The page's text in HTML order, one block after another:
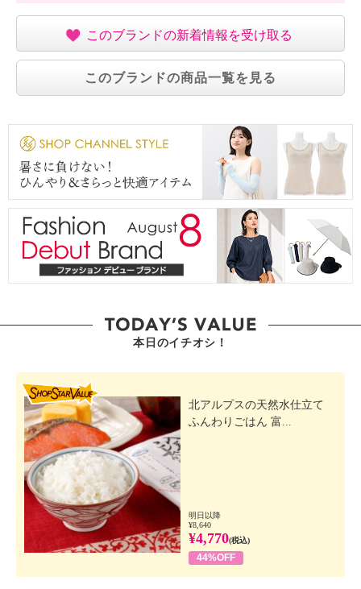
このブランドの新着情報を受け取る
このブランドの商品一覧を見る
本日のイチオシ！
北アルプスの天然水仕立て
ふんわりごはん 富...
明日以降
¥8,640
¥4,770(税込)
44%OFF